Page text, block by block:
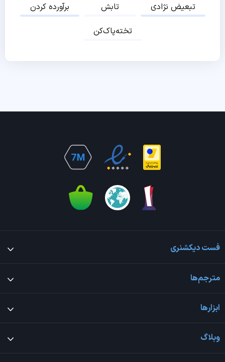
برآورده کردن
تابش
تبعیض نژادی
تخته‌پاک‌کن
فست دیکشنری
مترجم‌ها
ابزارها
وبلاگ